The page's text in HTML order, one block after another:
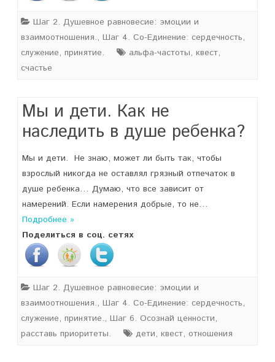
Шаг 2. Душевное равновесие: эмоции и
взаимоотношения., Шаг 4. Со-Единение: сердечность,
служение, принятие.
альфа-частоты, квест,
счастье
Мы и дети. Как не
наследить в душе ребенка?
Мы и дети. Не знаю, может ли быть так, чтобы
взрослый никогда не оставлял грязный отпечаток в
душе ребенка… Думаю, что все зависит от
намерений. Если намерения добрые, то не…
Подробнее »
Поделиться в соц. сетях
Шаг 2. Душевное равновесие: эмоции и
взаимоотношения., Шаг 4. Со-Единение: сердечность,
служение, принятие., Шаг 6. Осознай ценности,
расставь приоритеты.
дети, квест, отношения